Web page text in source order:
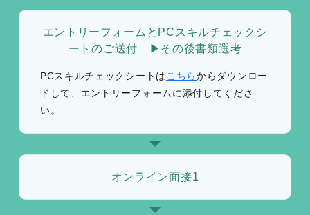
エントリーフォームとPCスキルチェックシ
ートのご送付 ▶その後書類選考
PCスキルチェックシートは こちらからダウンロー
ドして、エントリーフォームに添付してくださ
い。
オンライン面接1